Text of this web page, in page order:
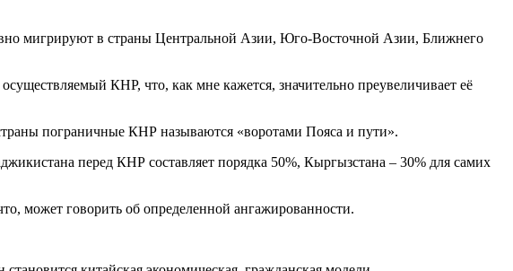
мигрируют в страны Центральной Азии, Юго-Восточной Азии, Ближнего
КНР, что, как мне кажется, значительно преувеличивает её
пограничные КНР называются «воротами Пояса и пути».
перед КНР составляет порядка 50%, Кыргызстана – 30% для самих
может говорить об определенной ангажированности.